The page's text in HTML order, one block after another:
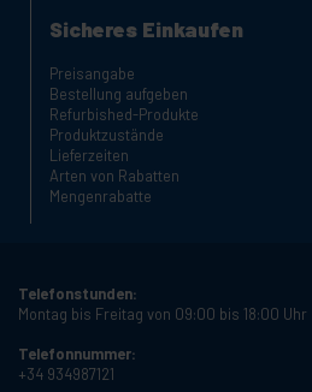
Sicheres Einkaufen
Preisangabe
Bestellung aufgeben
Refurbished-Produkte
Produktzustände
Lieferzeiten
Arten von Rabatten
Mengenrabatte
Telefonstunden:
Montag bis Freitag von 09:00 bis 18:00 Uhr
Telefonnummer:
+34 934987121